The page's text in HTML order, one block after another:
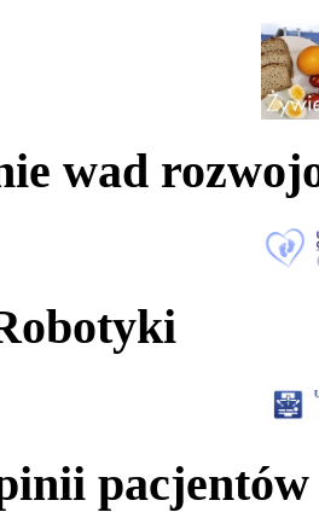
wad
pacjentów